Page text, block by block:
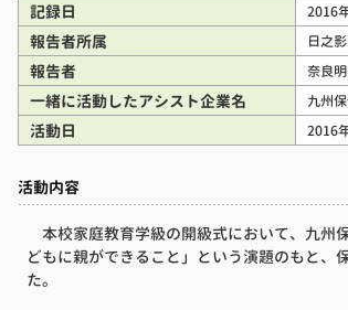
記録日 2016
報告者所属 日之
報告者 奈良
一緒に活動したアシスト企業名 九州
活動日 2016
活動内容
本校家庭教育学級の開級式において、九州
どもに親ができること」という演題のもと、
た。